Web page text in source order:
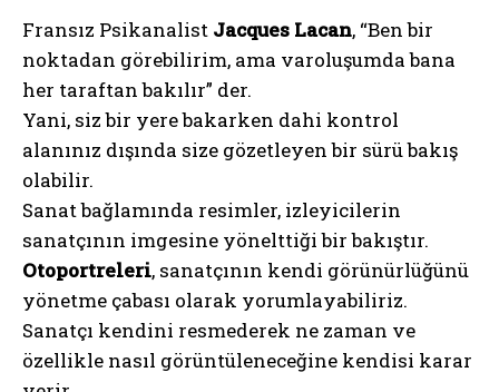
Fransız Psikanalist Jacques Lacan, “Ben bir
noktadan görebilirim, ama varoluşumda bana
her taraftan bakılır” der.
Yani, siz bir yere bakarken dahi kontrol
alanınız dışında size gözetleyen bir sürü bakış
olabilir.
Sanat bağlamında resimler, izleyicilerin
sanatçının imgesine yönelttiği bir bakıştır.
Otoportreleri, sanatçının kendi görünürlüğünü
yönetme çabası olarak yorumlayabiliriz.
Sanatçı kendini resmederek ne zaman ve
özellikle nasıl görüntüleneceğine kendisi karar